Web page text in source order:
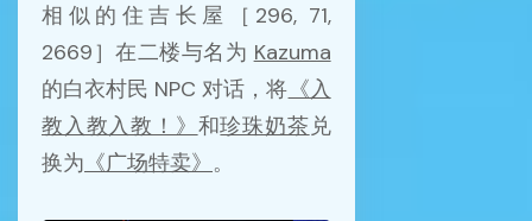
相似的住吉长屋［296, 71,
2669］在二楼与名为 Kazuma
的白衣村民 NPC 对话，将 《入
教入教入教！》 和珍珠奶茶兑
换为 《广场特卖》 。